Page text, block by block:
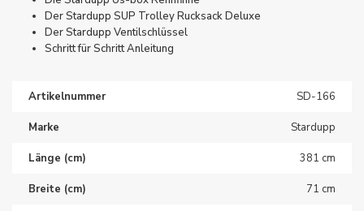
Der Stardupp SUP Trolley Rucksack Deluxe
Der Stardupp Ventilschlüssel
Schritt für Schritt Anleitung
Artikelnummer SD-166
Marke Stardupp
Länge (cm) 381 cm
Breite (cm) 71 cm